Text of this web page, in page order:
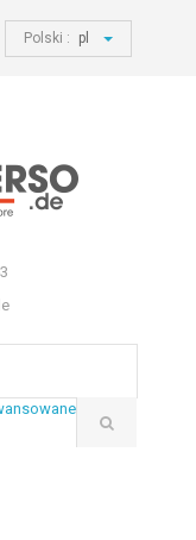
Polski : pl